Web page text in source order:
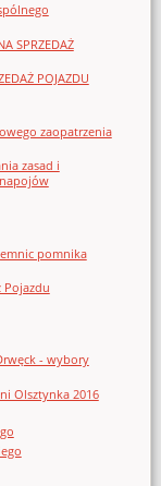
SPRZEDAŻ
POJAZDU
zaopatrzenia
zasad i
pomnika
Pojazdu
- wybory
Olsztynka 2016